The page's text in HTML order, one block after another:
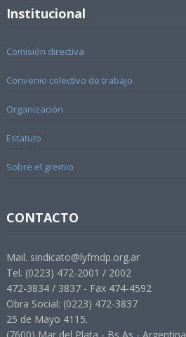
Institucional
Comisión directiva
Convenio colectivo de trabajo
Organización
Estatuto
Sobre el gremio
CONTACTO
Mail. sindicato@lyfmdp.org.ar
Tel. (0223) 472-2001 / 2002
472-3834 / 3837 - Fax 474-4592
Obra Social: (0223) 472-3837
25 de Mayo 4115.